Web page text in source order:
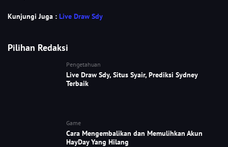
Kunjungi Juga : Live Draw Sdy
Pilihan Redaksi
Pengetahuan
Live Draw Sdy, Situs Syair, Prediksi Sydney
Terbaik
Game
Cara Mengembalikan dan Memulihkan Akun
HayDay Yang Hilang